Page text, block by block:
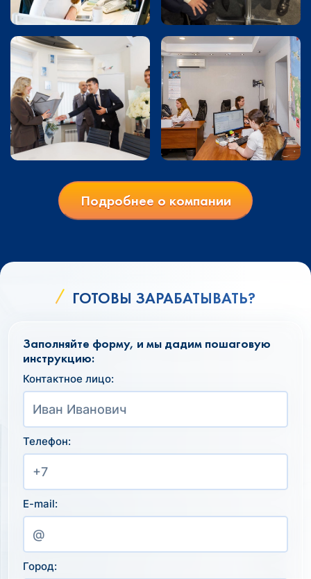
Подробнее о компании
ГОТОВЫ ЗАРАБАТЫВАТЬ?
Заполняйте форму, и мы дадим пошаговую
инструкцию:
Контактное лицо:
Телефон:
E-mail:
Город: